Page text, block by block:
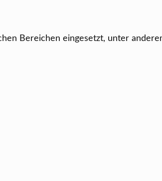
Bereichen eingesetzt, unter